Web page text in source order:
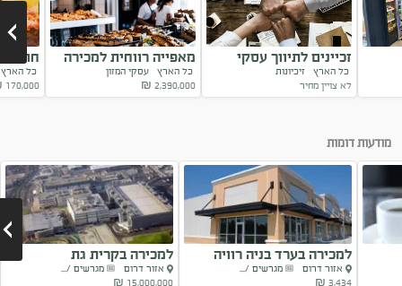
זכיינים לתיווך עסקי
במותג המוביל
כל הארץ זיכיונות
לא צויין מחיר
מאפייה רווחית למכירה
במרכז הארץ
כל הארץ עסקי המזון
2,390,000
₪
כל
170,000
מודעות דומות
למכירה בערד בניה רוויה
בנין...
אזור דרום
מגרשים /...
למכירה בקרית גת
אזור דרום
מגרשים /...